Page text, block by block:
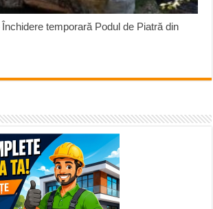
temporară Podul de Piatră din